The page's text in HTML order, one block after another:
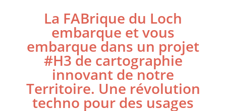
La FABrique du Loch
embarque et vous
embarque dans un projet
#H3 de cartographie
innovant de notre
Territoire. Une révolution
techno pour des usages